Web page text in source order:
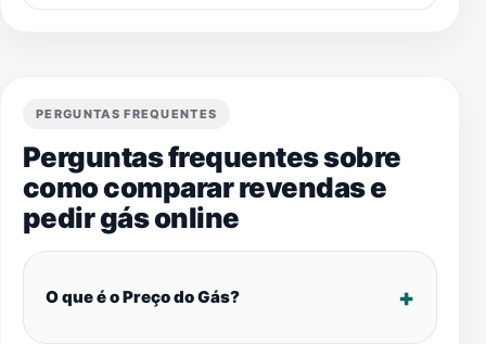
PERGUNTAS FREQUENTES
Perguntas frequentes sobre
como comparar revendas e
pedir gás online
O que é o Preço do Gás?